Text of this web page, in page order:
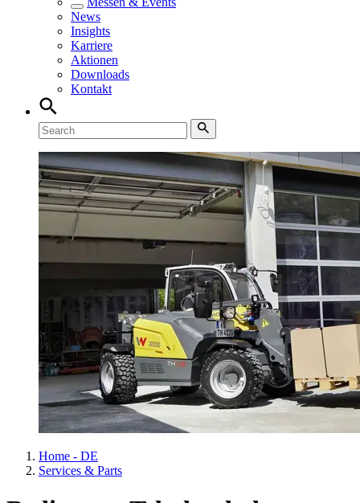
News
Insights
Karriere
Aktionen
Downloads
Kontakt
Home - DE
Services & Parts